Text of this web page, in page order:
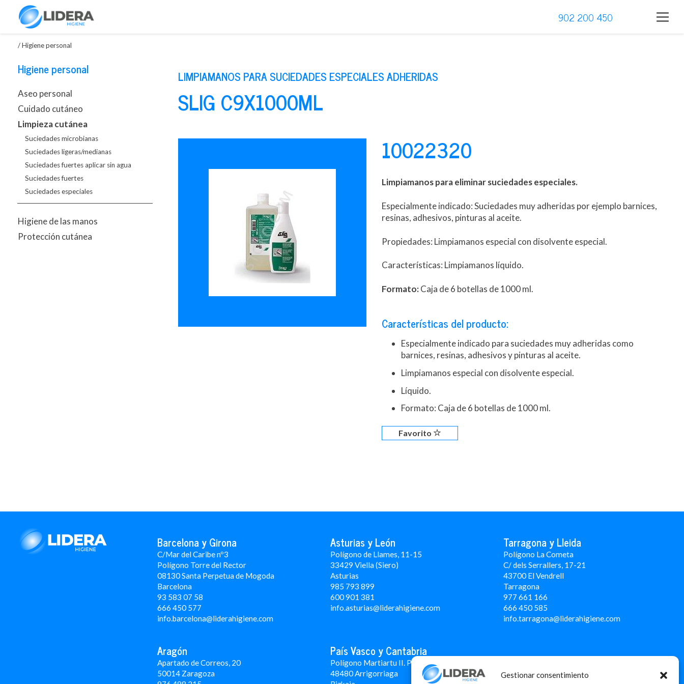
Gestionar consentimiento
902 200 450
/Higiene personal
Higiene personal
Aseo personal
Cuidado cutáneo
Limpieza cutánea
Suciedades microbianas
Suciedades ligeras/medianas
Suciedades fuertes aplicar sin agua
Suciedades fuertes
Suciedades especiales
Higiene de las manos
Protección cutánea
LIMPIAMANOS PARA SUCIEDADES ESPECIALES ADHERIDAS
SLIG C9X1000ML
10022320
Limpiamanos para eliminar suciedades especiales.
Especialmente indicado: Suciedades muy adheridas por ejemplo barnices,
resinas, adhesivos, pinturas al aceite.
Propiedades: Limpiamanos especial con disolvente especial.
Características: Limpiamanos líquido.
Formato:Caja de 6 botellas de 1000 ml.
Características del producto:
Especialmente indicado para suciedades muy adheridas como
barnices, resinas, adhesivos y pinturas al aceite.
Limpiamanos especial con disolvente especial.
Líquido.
Formato: Caja de 6 botellas de 1000 ml.
Favorito
Barcelona y Girona
C/Mar del Caribe nº3
Polígono Torre del Rector
08130 Santa Perpetua de Mogoda
Barcelona
93 583 07 58
666 450 577
info.barcelona@liderahigiene.com
Asturias y León
Polígono de Llames, 11-15
33429 Viella (Siero)
Asturias
985 793 899
600 901 381
info.asturias@liderahigiene.com
Tarragona y Lleida
Polígono La Cometa
C/ dels Serrallers, 17-21
43700 El Vendrell
Tarragona
977 661 166
666 450 585
info.tarragona@liderahigiene.com
Aragón
Apartado de Correos, 20
50014 Zaragoza
País Vasco y Cantabria
Polígono Martiartu II. Pabellón 4A
48480 Arrigorriaga